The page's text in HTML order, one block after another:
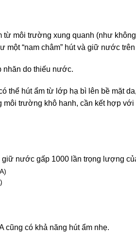
từ môi trường xung quanh (như
“nam châm” hút và giữ nước trên
nhăn do thiếu nước.
thể hút ẩm từ lớp hạ bì lên bề mặt
trường khô hanh, cần kết hợp với
giữ nước gấp 1000 lần trọng lượng
cũng có khả năng hút ẩm nhẹ.